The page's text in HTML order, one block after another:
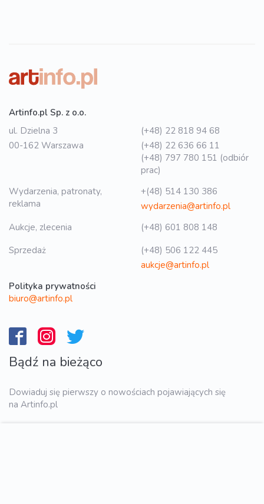
Artinfo.pl Sp. z o.o.
ul. Dzielna 3
00-162 Warszawa
(+48) 22 818 94 68
(+48) 22 636 66 11
(+48) 797 780 151 (odbiór
prac)
Wydarzenia, patronaty,
reklama
+(48) 514 130 386
wydarzenia@artinfo.pl
Aukcje, zlecenia
(+48) 601 808 148
Sprzedaż
(+48) 506 122 445
aukcje@artinfo.pl
Polityka prywatności
biuro@artinfo.pl
Bądź na bieżąco
Dowiaduj się pierwszy o nowościach pojawiających się
na Artinfo.pl